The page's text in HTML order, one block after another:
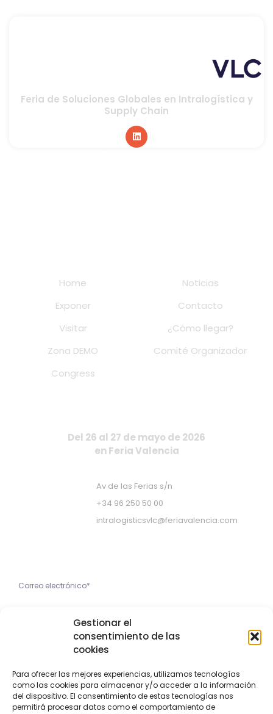
Gestionar el
consentimiento de las
cookies
Para ofrecer las mejores experiencias, utilizamos tecnologías
como las cookies para almacenar y/o acceder a la información
del dispositivo. El consentimiento de estas tecnologías nos
permitirá procesar datos como el comportamiento de
Feria de Soluciones Globales en Intralogística y
Supply Chain
Home
Exponer
Visitar
Zona DEMO
Congress
Noticias
Contacto
¿Cómo llegar?
Comité Organizador
Del 26 al 27 de mayo de 2026
en Feria Valencia
Av de las Ferias s/n
+34 96 250 50 00
intralogisticsvlc@feriavalencia.com
Política de Privacidad
Apúntame
Copyright © 2023 Feria Valencia